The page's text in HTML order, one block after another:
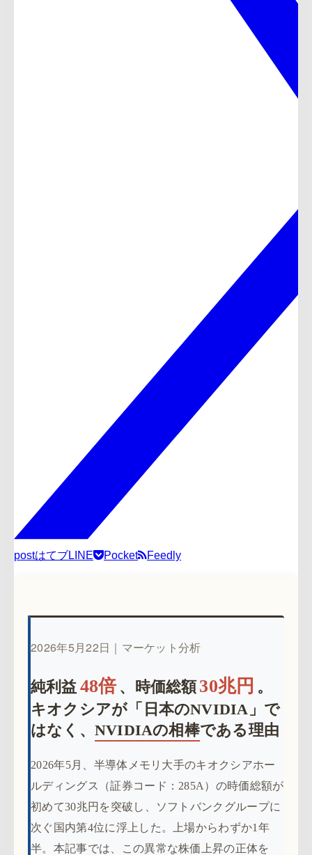
postはてブLINE Pocket Feedly
2026年5月22日｜マーケット分析
純利益 48倍 、時価総額30兆円 。
キオクシアが「日本のNVIDIA」で
はなく、 NVIDIAの相棒である理由
2026年5月、半導体メモリ大手のキオクシアホー
ルディングス（証券コード：285A）の時価総額が
初めて30兆円を突破し、ソフトバンクグループに
次ぐ国内第4位に浮上した。上場からわずか1年
半。本記事では、この異常な株価上昇の正体を